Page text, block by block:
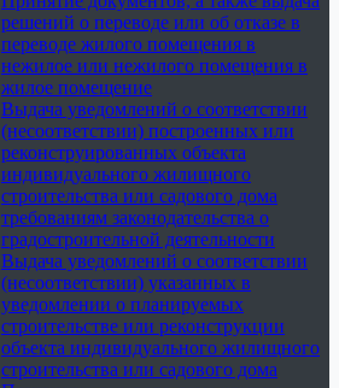
решений о переводе или об отказе в
переводе жилого помещения в
нежилое или нежилого помещения в
жилое помещение
Выдача уведомлений о соответствии
(несоответствии) построенных или
реконструированных объекта
индивидуального жилищного
строительства или садового дома
требованиям законодательства о
градостроительной деятельности
Выдача уведомлений о соответствии
(несоответствии) указанных в
уведомлении о планируемых
строительстве или реконструкции
объекта индивидуального жилищного
строительства или садового дома